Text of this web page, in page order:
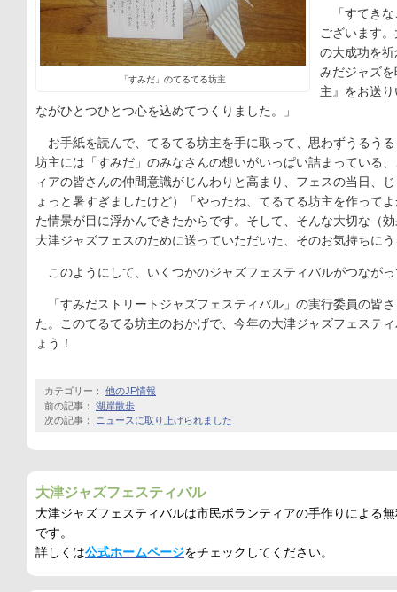
「すみだ」のてるてる坊主
「すてきな
ございます
の大成功を
みだジャズ
主』をお送
ながひとつひとつ心を込めてつくりました。」
お手紙を読んで、てるてる坊主を手に取って、思わずうるう
坊主には「すみだ」のみなさんの想いがいっぱい詰まっている
ィアの皆さんの仲間意識がじんわりと高まり、フェスの当日、
ょっと暑すぎましたけど）「やったね、てるてる坊主を作って
た情景が目に浮かんできたからです。そして、そんな大切な（
大津ジャズフェスのために送っていただいた、そのお気持ちに
このようにして、いくつかのジャズフェスティバルがつなが
「すみだストリートジャズフェスティバル」の実行委員の皆
た。このてるてる坊主のおかげで、今年の大津ジャズフェステ
ょう！
カテゴリー： 他のJF情報
前の記事： 湖岸散歩
次の記事：
ニュースに取り上げられました
大津ジャズフェスティバル
大津ジャズフェスティバルは市民ボランティアの手作りによる
です。
詳しくは公式ホームページをチェックしてください。